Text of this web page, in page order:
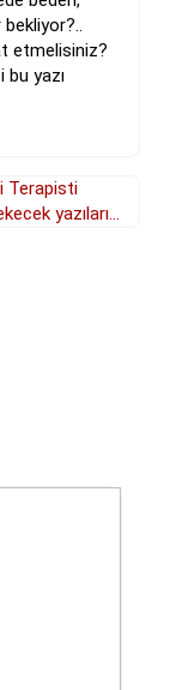
etmelisiniz?
yazı
Terapisti
yazıları...